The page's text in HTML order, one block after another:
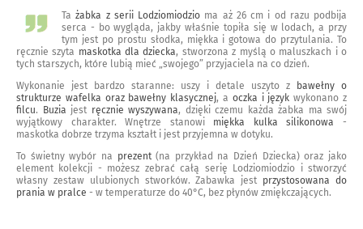
Tażabka z serii Lodziomiodzio ma aż 26 cm i od razu podbija
serca - bo wygląda, jakby właśnie topiła się w lodach, a przy
tym jest po prostu słodka, miękka i gotowa do przytulania. To
ręcznie szyta maskotka dla dziecka, stworzona z myślą o maluszkach i o
tych starszych, które lubią mieć „swojego” przyjaciela na co dzień.
Wykonanie jest bardzo staranne: uszy i detale uszyto z
bawełny o
strukturze wafelka oraz bawełny klasycznej, a oczka i język wykonano z
filcu. Buzia jest ręcznie wyszywana, dzięki czemu każda żabka ma swój
wyjątkowy charakter. Wnętrze stanowi miękka kulka silikonowa
-
maskotka dobrze trzyma kształt i jest przyjemna w dotyku.
To świetny wybór na prezent(na przykład na Dzień Dziecka) oraz jako
element kolekcji - możesz zebrać całą serię Lodziomiodzio i stworzyć
własny zestaw ulubionych stworków. Zabawka jest przystosowana do
prania w pralce - w temperaturze do 40°C, bez płynów zmiękczających.